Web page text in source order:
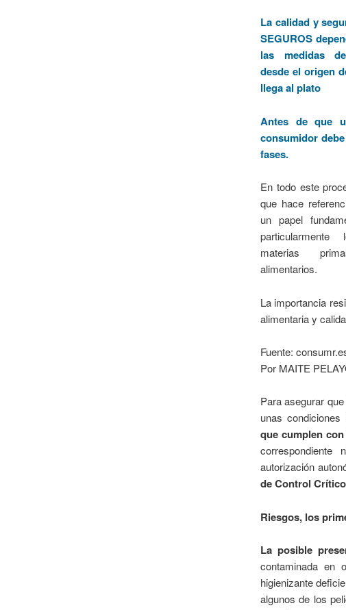
La calidad y
SEGUROS
las medidas
desde el origen
llega al plato
Antes de que
consumidor
fases.
En todo este
que hace
un papel
materias
alimentarios.
La importancia
alimentaria y
Fuente:
Por MAITE
Para asegurar
unas condiciones
que cumplen
autorización
de Control
Riesgos, los
La posible
contaminada en
higienizante
algunos de los